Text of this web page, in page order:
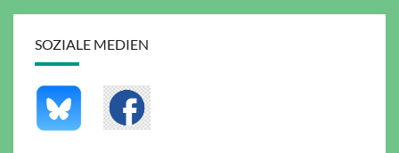
SOZIALE MEDIEN